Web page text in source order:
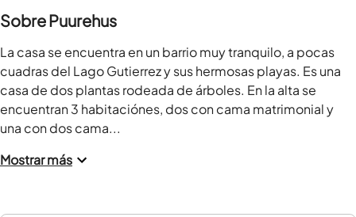
Sobre Puurehus
La casa se encuentra en un barrio muy tranquilo, a pocas
cuadras del Lago Gutierrez y sus hermosas playas. Es una
casa de dos plantas rodeada de árboles. En la alta se
encuentran 3 habitaciónes, dos con cama matrimonial y
una con dos cama...
Mostrar más